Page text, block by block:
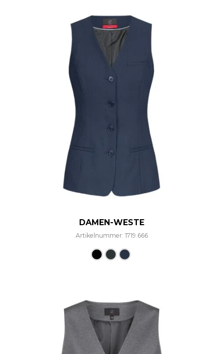
DAMEN-WESTE
Artikelnummer: 1719.666